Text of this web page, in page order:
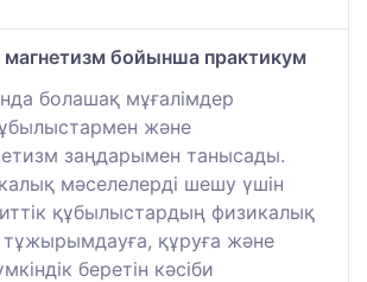
бойынша практикум
болашақ мұғалімдер
және
заңдарымен танысады.
мәселелерді шешу үшін
құбылыстардың физикалық
тұжырымдауға, құруға және
беретін кәсіби